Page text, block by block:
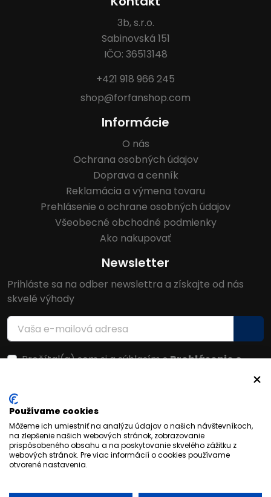
3b, s.r.o.
Sabinovská 151
IČO: 36513148
+421 918 966 245
shop@forfanshop.com
Informácie
O nás
Ochrana osobných údajov
Doprava a cenník
Reklamácia a výmena tovaru
Prehlásenie o ochrane osobných údajov
Všeobecné obchodné podmienky
Ako nakupovať
Newsletter
Prihláste sa na odber newslettra a získajte od nás
skvelé výhody
Prečítal(a) som si a súhlasím sPrehlásenie o
Používame cookies
Môžeme ich umiestniť na analýzu údajov o našich návštevníkoch,
na zlepšenie našich webových stránok, zobrazovanie
prispôsobeného obsahu a na poskytovanie skvelého zážitku z
webových stránok. Pre viac informácií o cookies používame
otvorené nastavenia.